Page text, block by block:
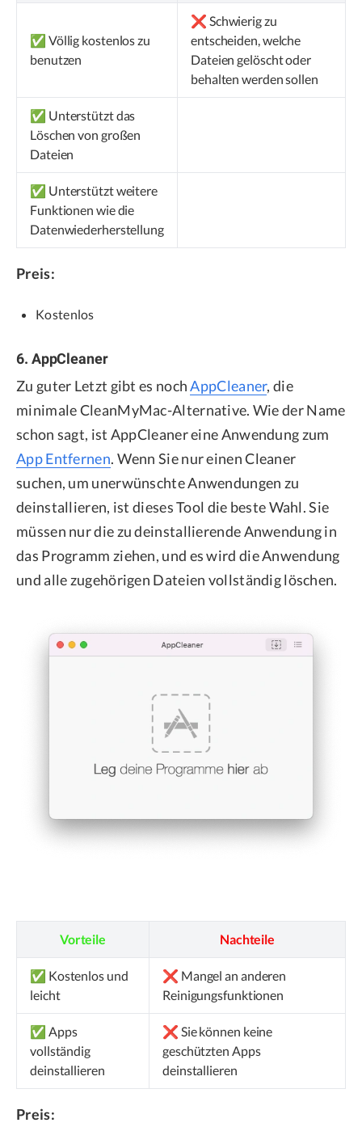
✅ Völlig kostenlos zu
benutzen
❌ Schwierig zu
entscheiden, welche
Dateien gelöscht oder
behalten werden sollen
✅ Unterstützt das
Löschen von großen
Dateien
✅ Unterstützt weitere
Funktionen wie die
Datenwiederherstellung
Preis:
Kostenlos
6. AppCleaner
Zu guter Letzt gibt es nochAppCleaner, die
minimale CleanMyMac-Alternative. Wie der Name
schon sagt, ist AppCleaner eine Anwendung zum
App Entfernen. Wenn Sie nur einen Cleaner
suchen, um unerwünschte Anwendungen zu
deinstallieren, ist dieses Tool die beste Wahl. Sie
müssen nur die zu deinstallierende Anwendung in
das Programm ziehen, und es wird die Anwendung
und alle zugehörigen Dateien vollständig löschen.
Vorteile Nachteile
✅ Kostenlos und
leicht
❌ Mangel an anderen
Reinigungsfunktionen
✅ Apps
vollständig
deinstallieren
❌ Sie können keine
geschützten Apps
deinstallieren
Preis: